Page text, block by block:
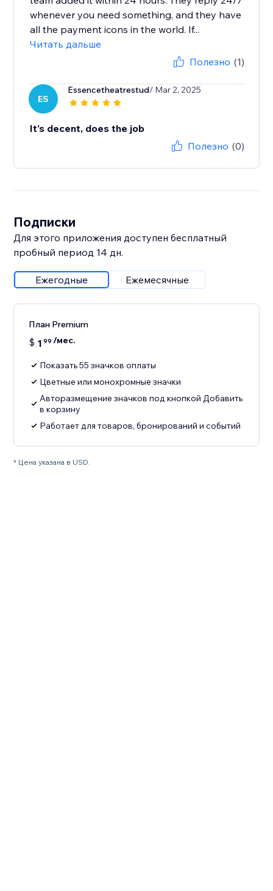
whenever you need something, and they have
all the payment icons in the world. If...
Читать дальше
Полезно (1)
ES
Essencetheatrestud/ Mar 2, 2025
It's decent, does the job
Полезно (0)
Подписки
Для этого приложения доступен бесплатный
пробный период 14 дн.
Ежегодные Ежемесячные
План Premium
$ 1 99 /мес.
Показать 55 значков оплаты
Цветные или монохромные значки
Авторазмещение значков под кнопкой Добавить
в корзину
Работает для товаров, бронирований и событий
* Цена указана в USD.